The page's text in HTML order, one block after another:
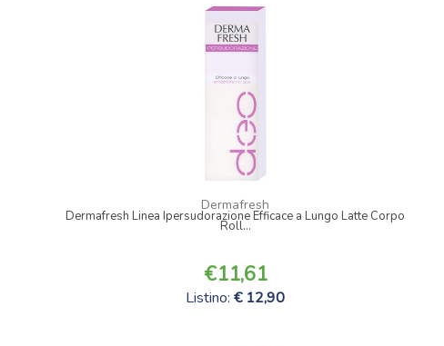
Dermafresh
Dermafresh Linea Ipersudorazione Efficace a Lungo Latte Corpo
Roll...
11,61
Listino:12,90